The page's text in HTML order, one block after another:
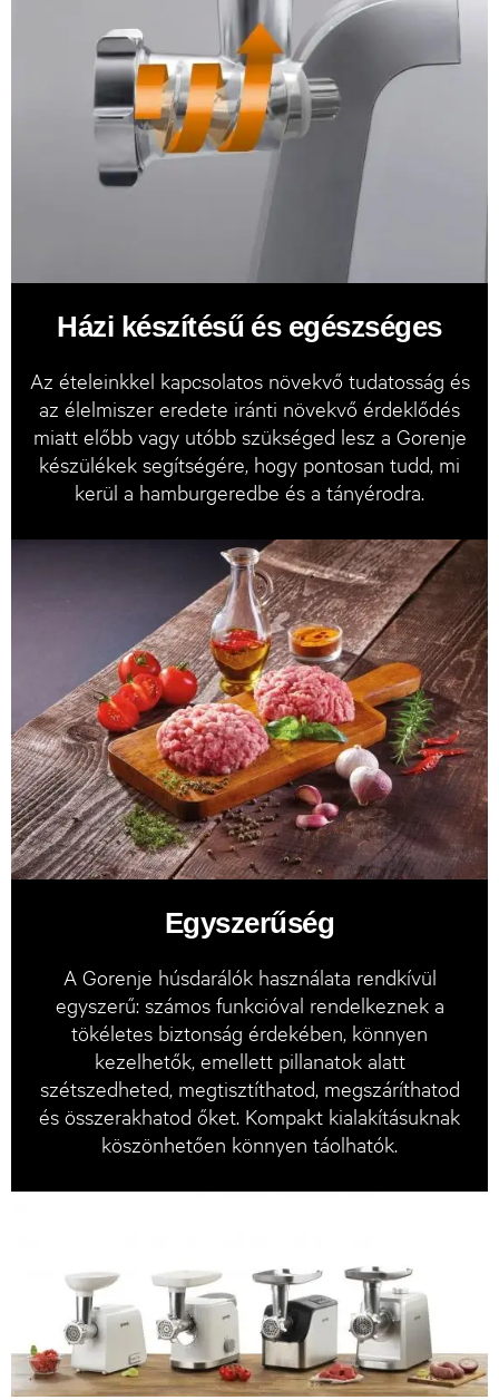
Házi készítésű és egészséges
Az ételeinkkel kapcsolatos növekvő tudatosság és
az élelmiszer eredete iránti növekvő érdeklődés
miatt előbb vagy utóbb szükséged lesz a Gorenje
készülékek segítségére, hogy pontosan tudd, mi
kerül a hamburgeredbe és a tányérodra.
Egyszerűség
A Gorenje húsdarálók használata rendkívül
egyszerű: számos funkcióval rendelkeznek a
tökéletes biztonság érdekében, könnyen
kezelhetők, emellett pillanatok alatt
szétszedheted, megtisztíthatod, megszáríthatod
és összerakhatod őket. Kompakt kialakításuknak
köszönhetően könnyen táolhatók.